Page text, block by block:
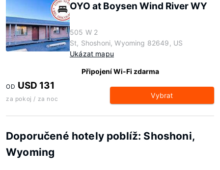
OYO at Boysen Wind River WY
505 W 2
St, Shoshoni, Wyoming 82649, US
Ukázat mapu
Připojení Wi-Fi zdarma
OD USD 131
za pokoj / za noc Vybrat
Doporučené hotely poblíž: Shoshoni,
Wyoming